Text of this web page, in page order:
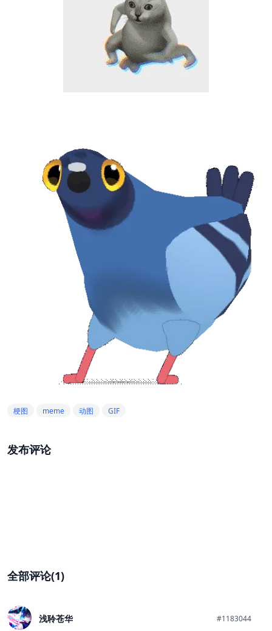
梗图 meme 动图 GIF
发布评论
全部评论(1)
浅聆苍华 #1183044